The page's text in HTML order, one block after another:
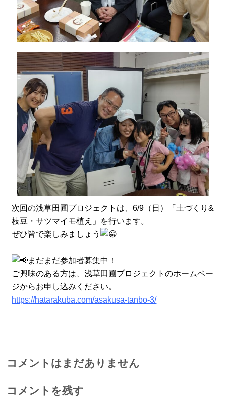
次回の浅草田圃プロジェクトは、6/9（日）「土づくり&
枝豆・サツマイモ植え」を行います。
ぜひ皆で楽しみましょう
まだまだ参加者募集中！
ご興味のある方は、浅草田圃プロジェクトのホームペー
ジからお申し込みください。
https://hatarakuba.com/asakusa-tanbo-3/
コメントはまだありません
コメントを残す